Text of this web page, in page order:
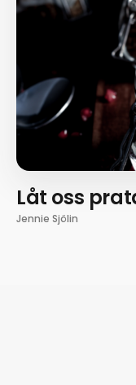
Låt oss
Jennie Sjölin